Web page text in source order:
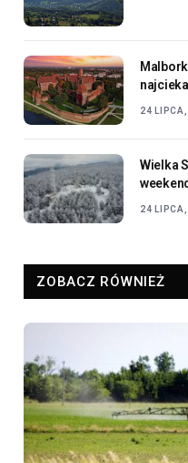
24
Wielka
24
ZOBACZ RÓWNIEŻ